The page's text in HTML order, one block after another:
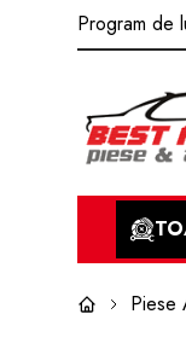
Program de
Piese